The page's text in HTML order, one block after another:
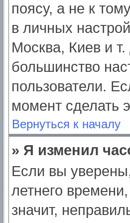
поясу, а не к
в личных
Москва, Киев и
большинство
пользователи.
момент сделать
Вернуться к началу
» Я изменил
Если вы
летнего
значит,